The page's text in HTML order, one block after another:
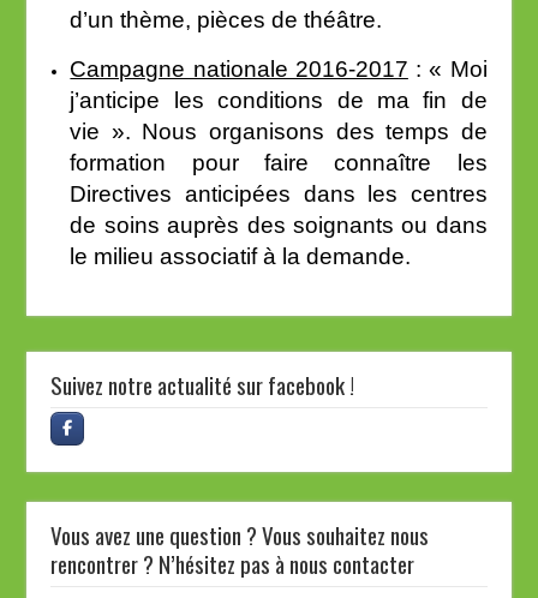
d’un thème, pièces de théâtre.
Campagne nationale 2016-2017 : « Moi
j’anticipe les conditions de ma fin de
vie ». Nous organisons des temps de
formation pour faire connaître les
Directives anticipées dans les centres
de soins auprès des soignants ou dans
le milieu associatif à la demande.
Suivez notre actualité sur facebook !
Vous avez une question ? Vous souhaitez nous
rencontrer ? N’hésitez pas à nous contacter